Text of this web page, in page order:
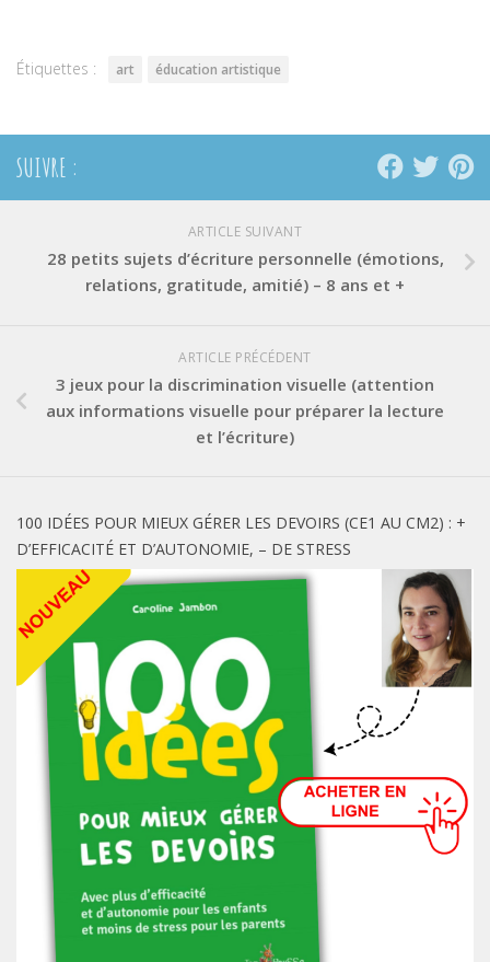
Étiquettes : art éducation artistique
SUIVRE :
ARTICLE SUIVANT
28 petits sujets d’écriture personnelle (émotions,
relations, gratitude, amitié) – 8 ans et +
ARTICLE PRÉCÉDENT
3 jeux pour la discrimination visuelle (attention
aux informations visuelle pour préparer la lecture
et l’écriture)
100 IDÉES POUR MIEUX GÉRER LES DEVOIRS (CE1 AU CM2) : +
D’EFFICACITÉ ET D’AUTONOMIE, – DE STRESS